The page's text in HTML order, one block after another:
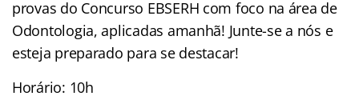
provas do Concurso EBSERH com foco na área de
Odontologia, aplicadas amanhã! Junte-se a nós e
esteja preparado para se destacar!
Horário: 10h